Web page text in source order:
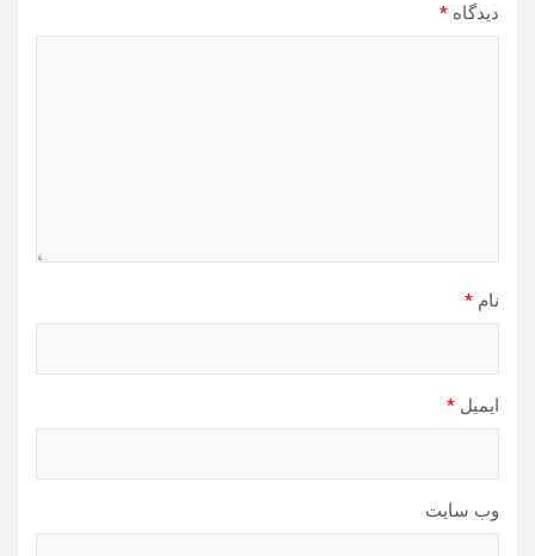
دیدگاه *
نام *
ایمیل *
وب‌ سایت